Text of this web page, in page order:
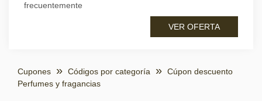
frecuentemente
VER OFERTA
Cupones Códigos por categoría
Cúpon descuento
Perfumes y fragancias